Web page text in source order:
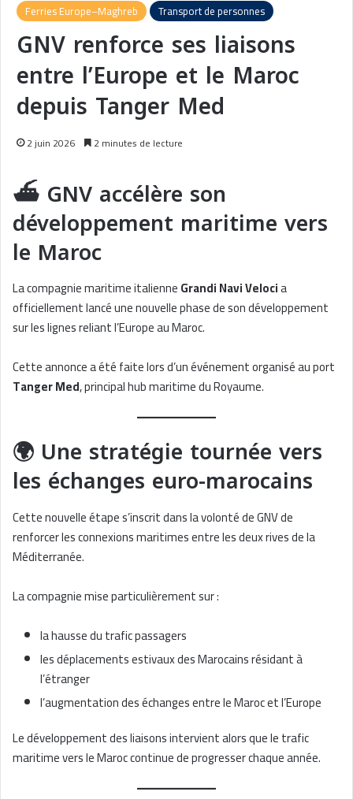
Ferries Europe–Maghreb
Transport de personnes
GNV renforce ses liaisons
entre l’Europe et le Maroc
depuis Tanger Med
2 juin 2026 2 minutes de lecture
⛴️ GNV accélère son
développement maritime vers
le Maroc
La compagnie maritime italienneGrandi Navi Velocia
officiellement lancé une nouvelle phase de son développement
sur les lignes reliant l’Europe au Maroc.
Cette annonce a été faite lors d’un événement organisé au port
Tanger Med, principal hub maritime du Royaume.
🌍 Une stratégie tournée vers
les échanges euro-marocains
Cette nouvelle étape s’inscrit dans la volonté de GNV de
renforcer les connexions maritimes entre les deux rives de la
Méditerranée.
La compagnie mise particulièrement sur :
la hausse du trafic passagers
les déplacements estivaux des Marocains résidant à
l’étranger
l’augmentation des échanges entre le Maroc et l’Europe
Le développement des liaisons intervient alors que le trafic
maritime vers le Maroc continue de progresser chaque année.